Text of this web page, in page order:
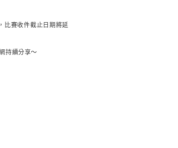
比賽收件截止日期將延
持續分享～